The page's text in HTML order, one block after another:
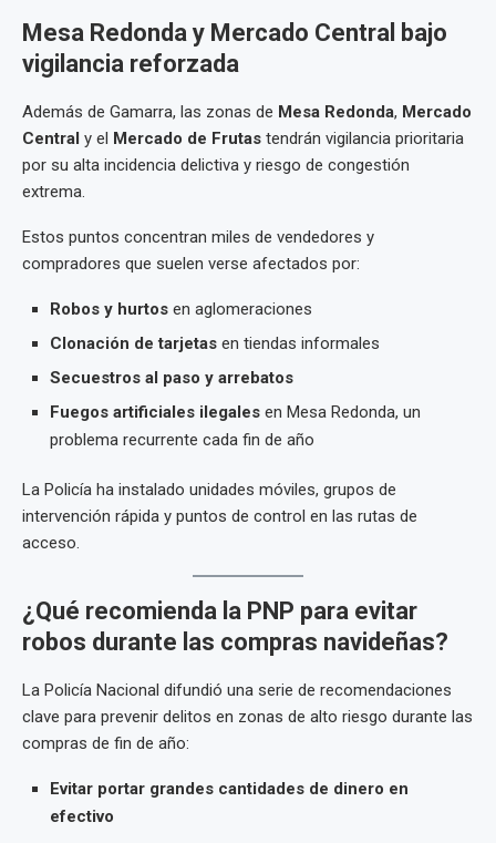
Mesa Redonda y Mercado Central bajo
vigilancia reforzada
Además de Gamarra, las zonas de Mesa Redonda, Mercado
Central y el Mercado de Frutas tendrán vigilancia prioritaria
por su alta incidencia delictiva y riesgo de congestión
extrema.
Estos puntos concentran miles de vendedores y
compradores que suelen verse afectados por:
Robos y hurtos en aglomeraciones
Clonación de tarjetas en tiendas informales
Secuestros al paso y arrebatos
Fuegos artificiales ilegales en Mesa Redonda, un
problema recurrente cada fin de año
La Policía ha instalado unidades móviles, grupos de
intervención rápida y puntos de control en las rutas de
acceso.
¿Qué recomienda la PNP para evitar
robos durante las compras navideñas?
La Policía Nacional difundió una serie de recomendaciones
clave para prevenir delitos en zonas de alto riesgo durante las
compras de fin de año:
Evitar portar grandes cantidades de dinero en
efectivo